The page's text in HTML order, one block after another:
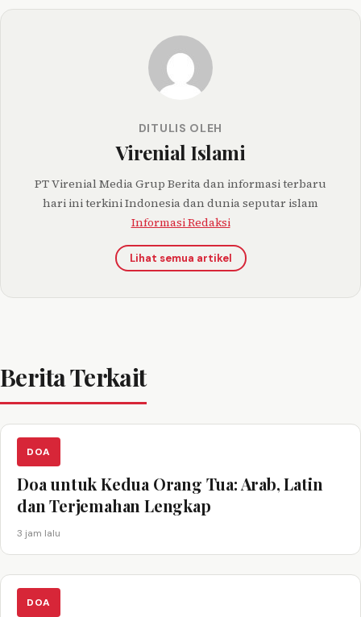
DITULIS OLEH
Virenial Islami
PT Virenial Media Grup Berita dan informasi terbaru
hari ini terkini Indonesia dan dunia seputar islam
Informasi Redaksi
Lihat semua artikel
Berita Terkait
DOA
Doa untuk Kedua Orang Tua: Arab, Latin
dan Terjemahan Lengkap
3 jam lalu
DOA